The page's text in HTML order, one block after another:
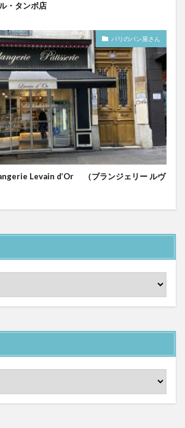
・タンボ店
パリのパン屋さん
Levain d’Or （ブランジェリー ルヴ